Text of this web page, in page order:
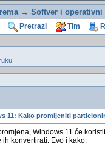
→ Softver i operativni
Pretrazi Tim
11: Kako promijeniti
Windows 11 će
konvertirati. Evo i kako.